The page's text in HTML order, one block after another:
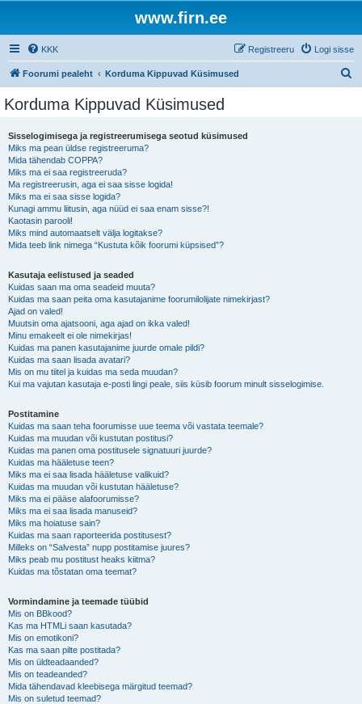
www.firn.ee
KKK Logi sisse
Registreeru
Foorumi pealeht Korduma Kippuvad Küsimused
Korduma Kippuvad Küsimused
Sisselogimisega ja registreerumisega seotud küsimused
Miks ma pean üldse registreeruma?
Mida tähendab COPPA?
Miks ma ei saa registreeruda?
Ma registreerusin, aga ei saa sisse logida!
Miks ma ei saa sisse logida?
Kunagi ammu liitusin, aga nüüd ei saa enam sisse?!
Kaotasin parooli!
Miks mind automaatselt välja logitakse?
Mida teeb link nimega “Kustuta kõik foorumi küpsised”?
Kasutaja eelistused ja seaded
Kuidas saan ma oma seadeid muuta?
Kuidas ma saan peita oma kasutajanime foorumilolijate nimekirjast?
Ajad on valed!
Muutsin oma ajatsooni, aga ajad on ikka valed!
Minu emakeelt ei ole nimekirjas!
Kuidas ma panen kasutajanime juurde omale pildi?
Kuidas ma saan lisada avatari?
Mis on mu tiitel ja kuidas ma seda muudan?
Kui ma vajutan kasutaja e-posti lingi peale, siis küsib foorum minult sisselogimise.
Postitamine
Kuidas ma saan teha foorumisse uue teema või vastata teemale?
Kuidas ma muudan või kustutan postitusi?
Kuidas ma panen oma postitusele signatuuri juurde?
Kuidas ma hääletuse teen?
Miks ma ei saa lisada hääletuse valikuid?
Kuidas ma muudan või kustutan hääletuse?
Miks ma ei pääse alafoorumisse?
Miks ma ei saa lisada manuseid?
Miks ma hoiatuse sain?
Kuidas ma saan raporteerida postitusest?
Milleks on “Salvesta” nupp postitamise juures?
Miks peab mu postitust heaks kiitma?
Kuidas ma tõstatan oma teemat?
Vormindamine ja teemade tüübid
Mis on BBkood?
Kas ma HTMLi saan kasutada?
Mis on emotikoni?
Kas ma saan pilte postitada?
Mis on üldteadaanded?
Mis on teadeanded?
Mida tähendavad kleebisega märgitud teemad?
Mis on suletud teemad?